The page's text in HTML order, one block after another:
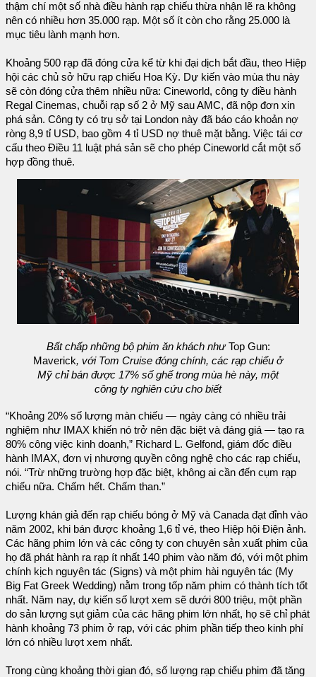
thậm chí một số nhà điều hành rạp chiếu thừa nhận lẽ ra không
nên có nhiều hơn 35.000 rạp. Một số ít còn cho rằng 25.000 là
mục tiêu lành mạnh hơn.
Khoảng 500 rạp đã đóng cửa kể từ khi đại dịch bắt đầu, theo Hiệp
hội các chủ sở hữu rạp chiếu Hoa Kỳ. Dự kiến ​vào mùa thu này
sẽ còn đóng cửa thêm nhiều nữa: Cineworld, công ty điều hành
Regal Cinemas, chuỗi rạp số 2 ở Mỹ sau AMC, đã nộp đơn xin
phá sản. Công ty có trụ sở tại London này đã báo cáo khoản nợ
ròng 8,9 tỉ USD, bao gồm 4 tỉ USD nợ thuê mặt bằng. Việc tái cơ
cấu theo Điều 11 luật phá sản sẽ cho phép Cineworld cắt một số
hợp đồng thuê.
Bất chấp những bộ phim ăn khách nhưTop Gun:
Maverick, với Tom Cruise đóng chính, các rạp chiếu ở
Mỹ chỉ bán được 17% số ghế trong mùa hè này, một
công ty nghiên cứu cho biết
“Khoảng 20% ​​số lượng màn chiếu — ngày càng có nhiều trải
nghiệm như IMAX khiến nó trở nên đặc biệt và đáng giá — tạo ra
80% công việc kinh doanh,” Richard L. Gelfond, giám đốc điều
hành IMAX, đơn vị nhượng quyền công nghệ cho các rạp chiếu,
nói. “Trừ những trường hợp đặc biệt, không ai cần đến cụm rạp
chiếu nữa. Chấm hết. Chấm than.”
Lượng khán giả đến rạp chiếu bóng ở Mỹ và Canada đạt đỉnh vào
năm 2002, khi bán được khoảng 1,6 tỉ vé, theo Hiệp hội Điện ảnh.
Các hãng phim lớn và các công ty con chuyên sản xuất phim của
họ đã phát hành ra rạp ít nhất 140 phim vào năm đó, với một phim
chính kịch nguyên tác (Signs) và một phim hài nguyên tác (My
Big Fat Greek Wedding) nằm trong tốp năm phim có thành tích tốt
nhất. Năm nay, dự kiến số lượt xem ​​sẽ dưới 800 triệu, một phần
do sản lượng sụt giảm của các hãng phim lớn nhất, họ sẽ chỉ phát
hành khoảng 73 phim ở rạp, với các phim phần tiếp theo kinh phí
lớn có nhiều lượt xem nhất.
Trong cùng khoảng thời gian đó, số lượng rạp chiếu phim đã tăng